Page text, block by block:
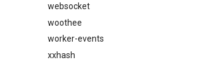
websocket
woothee
worker-events
xxhash